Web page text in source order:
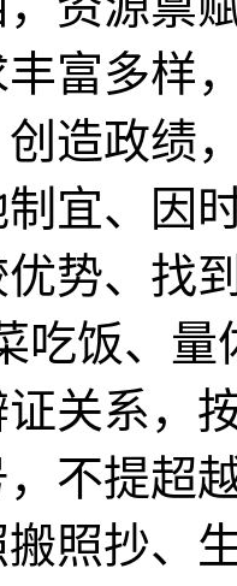
富多样
造政绩
宜、因
势、找
吃饭、
关系，
不提超
照抄、